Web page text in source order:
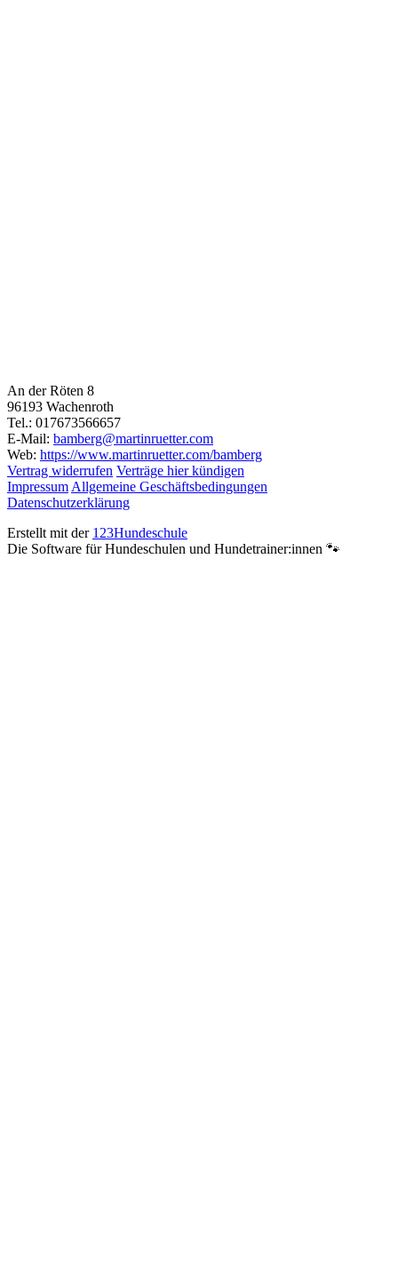
An der Röten 8
96193 Wachenroth
Tel.: 017673566657
E-Mail: bamberg@martinruetter.com
Web: https://www.martinruetter.com/bamberg
Vertrag widerrufen Verträge hier kündigen
Impressum Allgemeine Geschäftsbedingungen
Datenschutzerklärung
Erstellt mit der 123Hundeschule
Die Software für Hundeschulen und Hundetrainer:innen 🐾